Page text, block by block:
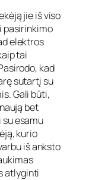
jie iš viso
pasirinkimo
elektros
tai
kad
sutartį su
Gali būti,
bet
esamu
kurio
iš anksto
atlyginti